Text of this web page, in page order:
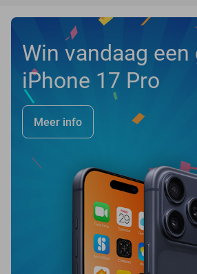
Win vandaag een
iPhone 17 Pro
Meer info